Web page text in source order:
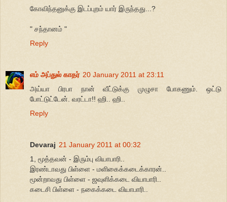
கோவிந்தனுக்கு இடப்புறம் யார் இருந்தது...?
" சந்தானம் "
Reply
எம் அப்துல் காதர் 20 January 2011 at 23:11
அய்யா பிரபா நான் வீட்டுக்கு முழுசா போகணும். ஒட்டு
போட்டுட்டேன். வரட்டா!! ஹி.. ஹி..
Reply
Devaraj 21 January 2011 at 00:32
1, மூத்தவன் - இரும்பு வியாபாரி..
இரண்டாவது பிள்ளை - மளிகைக்கடைக்காரன்..
மூன்றாவது பிள்ளை - ஜவுளிக்கடை வியாபாரி..
கடைசி பிள்ளை - நகைக்கடை வியாபாரி..